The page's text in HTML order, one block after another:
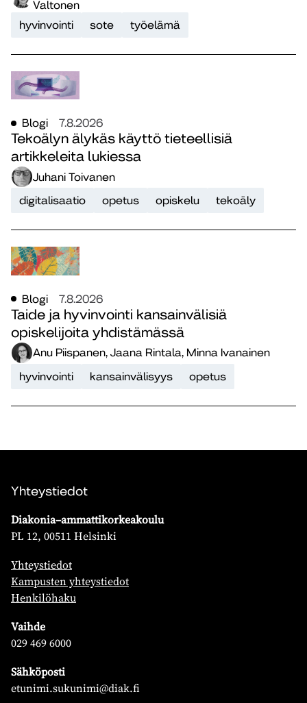
Valtonen
hyvinvointi
sote työelämä
Blogi 7.8.2026
Tekoälyn älykäs käyttö tieteellisiä
artikkeleita lukiessa
Juhani Toivanen
digitalisaatio
opetus opiskelu tekoäly
Blogi 7.8.2026
Taide ja hyvinvointi kansainvälisiä
opiskelijoita yhdistämässä
Anu Piispanen, Jaana Rintala, Minna Ivanainen
hyvinvointi
kansainvälisyys opetus
Yhteystiedot
Diakonia–ammattikorkeakoulu
PL 12, 00511 Helsinki
Yhteystiedot
Kampusten yhteystiedot
Henkilöhaku
Vaihde
029 469 6000
Sähköposti
etunimi.sukunimi@diak.fi